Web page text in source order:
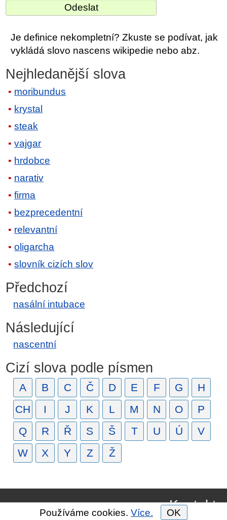
Je definice nekompletní? Zkuste se podívat, jak
vykládá slovo nascens wikipedie nebo abz.
Nejhledanější slova
moribundus
krystal
steak
vajgar
hrdobce
narativ
firma
bezprecedentní
relevantní
oligarcha
slovník cizích slov
Předchozí
nasální intubace
Následující
nascentní
Cizí slova podle písmen
A B C Č D E F G
H
CH
I J K L M N O
P
Q
R Ř S Š T U Ú
V
W
X Y Z Ž
Kontakt
Používáme cookies. Více. OK